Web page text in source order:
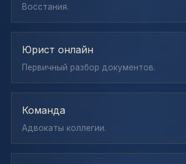
Восстания.
Юрист онлайн
Первичный разбор документов.
Команда
Адвокаты коллегии.